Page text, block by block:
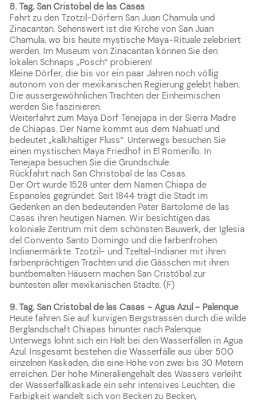
8. Tag, San Cristobal de las Casas
Fahrt zu den Tzotzil-Dörfern San Juan Chamula und
Zinacantan. Sehenswert ist die Kirche von San Juan
Chamula, wo bis heute mystische Maya-Rituale zelebriert
werden. Im Museum von Zinacantan können Sie den
lokalen Schnaps „Posch“ probieren!
Kleine Dörfer, die bis vor ein paar Jahren noch völlig
autonom von der mexikanischen Regierung gelebt haben.
Die aussergewöhnlichen Trachten der Einheimischen
werden Sie faszinieren.
Weiterfahrt zum Maya Dorf Tenejapa in der Sierra Madre
de Chiapas. Der Name kommt aus dem Nahuatl und
bedeutet „kalkhaltiger Fluss“. Unterwegs besuchen Sie
einen mystischen Maya Friedhof in El Romerillo. In
Tenejapa besuchen Sie die Grundschule.
Rückfahrt nach San Christobal de las Casas.
Der Ort wurde 1528 unter dem Namen Chiapa de
Espanoles gegründet. Seit 1844 trägt die Stadt im
Gedenken an den bedeutenden Pater Bartolomé de las
Casas ihren heutigen Namen. Wir besichtigen das
koloniale Zentrum mit dem schönsten Bauwerk, der Iglesia
del Convento Santo Domingo und die farbenfrohen
Indianermärkte. Tzotzil- und Tzeltal-Indianer mit ihren
farbenprächtigen Trachten und die Gässchen mit ihren
buntbemalten Häusern machen San Cristóbal zur
buntesten aller mexikanischen Städte. (F)
9. Tag, San Cristobal de las Casas - Agua Azul - Palenque
Heute fahren Sie auf kurvigen Bergstrassen durch die wilde
Berglandschaft Chiapas hinunter nach Palenque.
Unterwegs lohnt sich ein Halt bei den Wasserfällen in Agua
Azul. Insgesamt bestehen die Wasserfälle aus über 500
einzelnen Kaskaden, die eine Höhe von zwei bis 30 Metern
erreichen. Der hohe Mineraliengehalt des Wassers verleiht
der Wasserfallkaskade ein sehr intensives Leuchten, die
Farbigkeit wandelt sich von Becken zu Becken,